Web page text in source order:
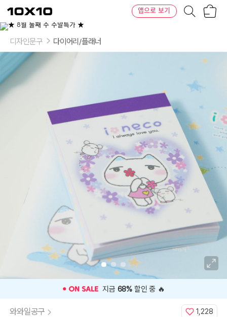
텐
바
텐
앱으로 보기
디자인문구 다이어리/플래너
⭐️ 고객 평점 4.9인기 상품 ⭐️
와와일공구 1,228